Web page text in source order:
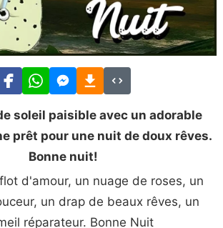
soleil paisible avec un adorable
prêt pour une nuit de doux rêves.
Bonne nuit!
d'amour, un nuage de roses, un
un drap de beaux rêves, un
réparateur. Bonne Nuit